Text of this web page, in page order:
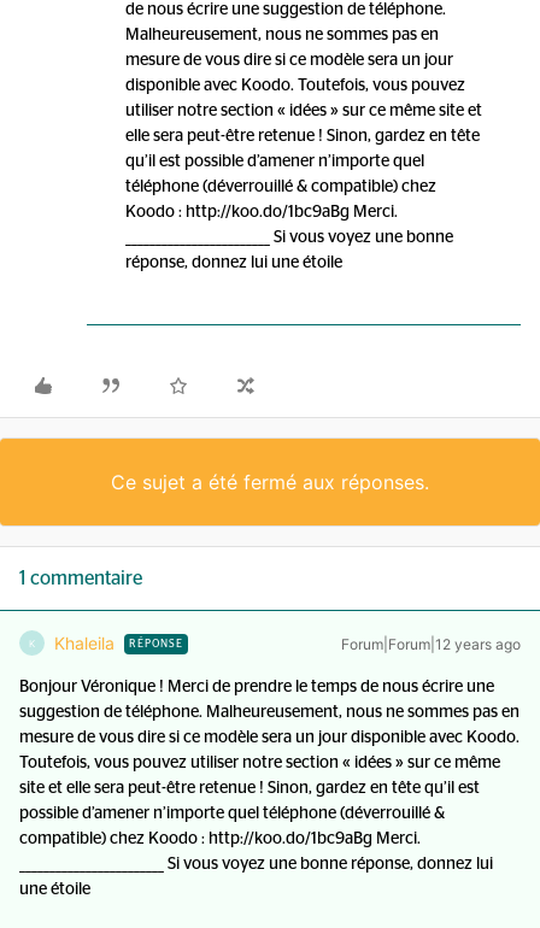
de nous écrire une suggestion de téléphone.
Malheureusement, nous ne sommes pas en
mesure de vous dire si ce modèle sera un jour
disponible avec Koodo. Toutefois, vous pouvez
utiliser notre section « idées » sur ce même site et
elle sera peut-être retenue ! Sinon, gardez en tête
qu’il est possible d’amener n’importe quel
téléphone (déverrouillé & compatible) chez
Koodo : http://koo.do/1bc9aBg Merci.
________________________ Si vous voyez une bonne
réponse, donnez lui une étoile
Ce sujet a été fermé aux réponses.
1 commentaire
K Khaleila RÉPONSE Forum|Forum|12 years ago
Bonjour Véronique ! Merci de prendre le temps de nous écrire une
suggestion de téléphone. Malheureusement, nous ne sommes pas en
mesure de vous dire si ce modèle sera un jour disponible avec Koodo.
Toutefois, vous pouvez utiliser notre section « idées » sur ce même
site et elle sera peut-être retenue ! Sinon, gardez en tête qu’il est
possible d’amener n’importe quel téléphone (déverrouillé &
compatible) chez Koodo : http://koo.do/1bc9aBg Merci.
________________________ Si vous voyez une bonne réponse, donnez lui
une étoile